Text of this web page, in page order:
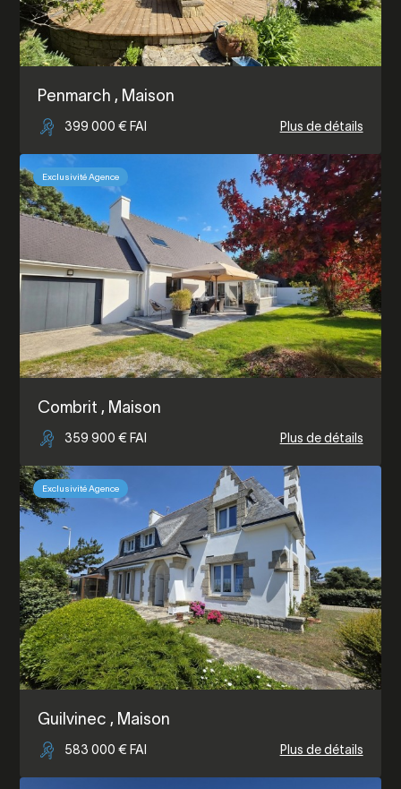
Penmarch , Maison
399 000 € FAI Plus de détails
Exclusivité Agence
Combrit , Maison
359 900 € FAI Plus de détails
Exclusivité Agence
Guilvinec , Maison
583 000 € FAI Plus de détails